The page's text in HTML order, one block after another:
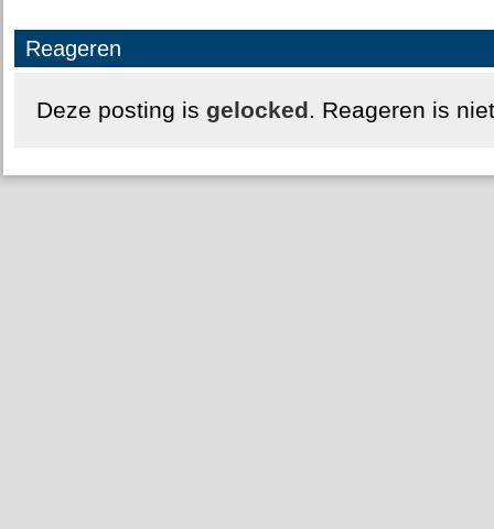
Reageren
Deze posting is gelocked. Reageren is